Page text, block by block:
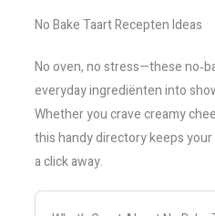
No Bake Taart Recepten Ideas
No oven, no stress—these
everyday ingrediënten into
Whether you crave creamy
this handy directory keeps
a click away.